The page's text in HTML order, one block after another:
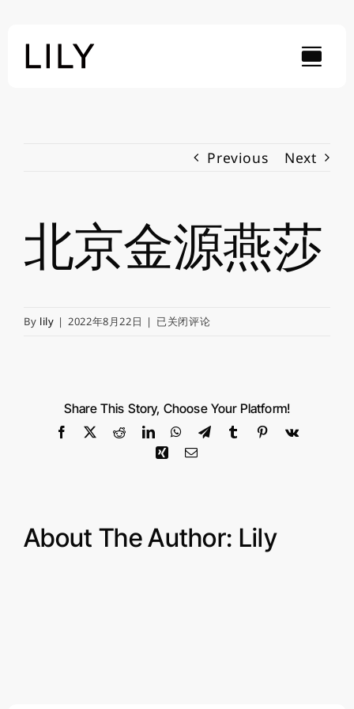
content
Previous Next
北京金源燕莎
By lily | 2022年8月22日 | 北
莎
已关闭评论
Share This Story, Choose Your Platform!
Facebook RedditLinkedInWhatsAppTelegram
TumblrPinterest
Vk
XingEmail
About The Author: Lily